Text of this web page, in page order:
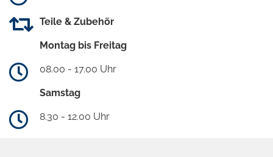
Teile & Zubehör
Montag bis Freitag
08.00 - 17.00 Uhr
Samstag
8.30 - 12.00 Uhr